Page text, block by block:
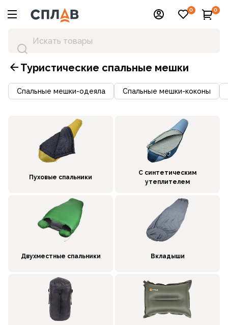
0 0
Туристические спальные мешки
Спальные мешки-одеяла Спальные мешки-коконы
Пуховые спальники
С синтетическим
утеплителем
Двухместные спальники Вкладыши